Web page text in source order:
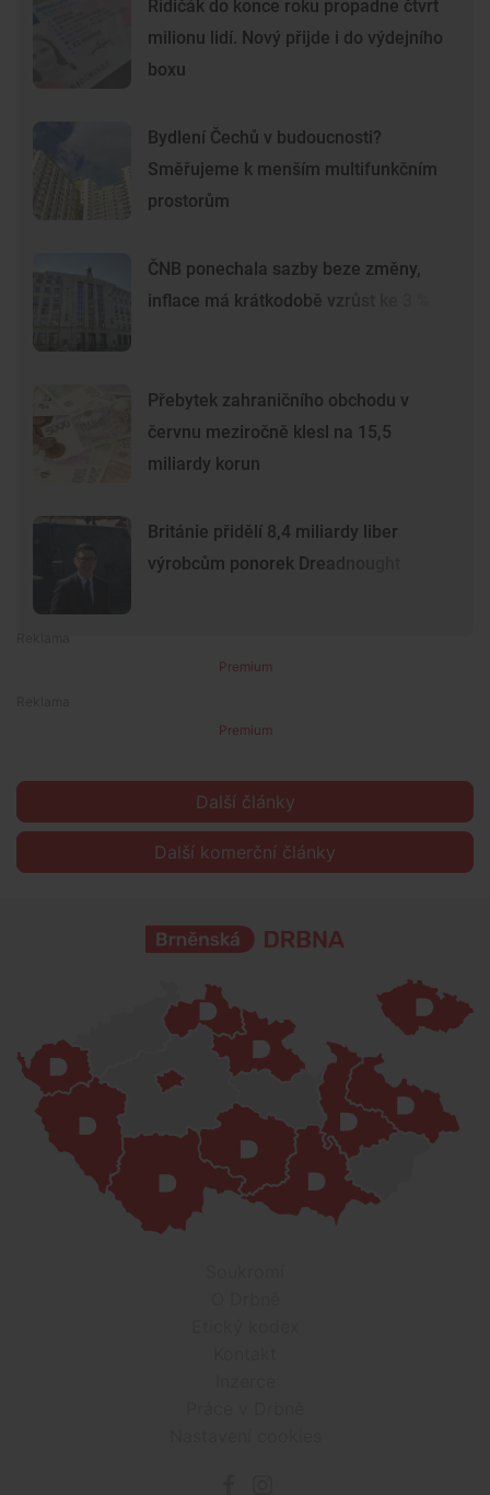
Řidičák do konce roku propadne čtvrt
milionu lidí. Nový přijde i do výdejního
boxu
Bydlení Čechů v budoucnosti?
Směřujeme k menším multifunkčním
prostorům
ČNB ponechala sazby beze změny,
inflace má krátkodobě vzrůst ke 3 %
Přebytek zahraničního obchodu v
červnu meziročně klesl na 15,5
miliardy korun
Británie přidělí 8,4 miliardy liber
výrobcům ponorek Dreadnought
Premium
Premium
Další články
Další komerční články